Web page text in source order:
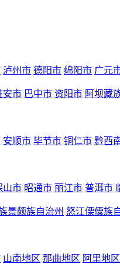
泸州市 德阳市 绵阳市 广元
安市 巴中市 资阳市 阿坝藏
安顺市 毕节市 铜仁市 黔西
山市 昭通市 丽江市 普洱市
景颇族自治州 怒江傈僳族
山南地区 那曲地区 阿里地区